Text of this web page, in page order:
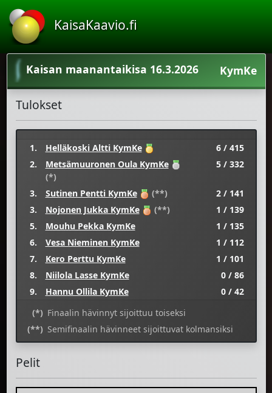
KaisaKaavio.fi
Kaisan maanantaikisa 16.3.2026 KymKe
Tulokset
1. Helläkoski Altti KymKe
6 / 415
2.
Metsämuuronen Oula KymKe
(*)
5 / 332
3. Sutinen Pentti KymKe (**)
2 / 141
3.
Nojonen Jukka KymKe (**)
1 / 139
5.
Mouhu Pekka KymKe
1 / 135
6.
Vesa Nieminen KymKe
1 / 112
7.
Kero Perttu KymKe
1 / 101
8.
Niilola Lasse KymKe
0 / 86
9.
Hannu Ollila KymKe
0 / 42
(*) Finaalin hävinnyt sijoittuu toiseksi
(**) Semifinaalin hävinneet sijoittuvat kolmansiksi
Pelit